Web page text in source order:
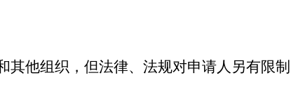
他组织，但法律、法规对申请人另有限制